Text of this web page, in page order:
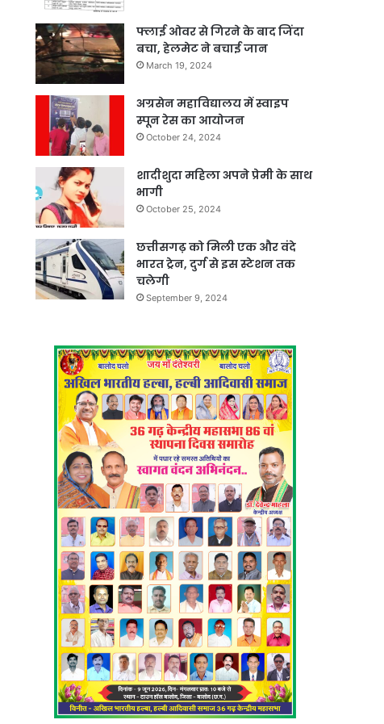
फ्लाई ओवर से गिरने के बाद जिंदा
बचा, हेलमेट ने बचाई जान
March 19, 2024
अग्रसेन महाविद्यालय में स्वाइप
स्पून रेस का आयोजन
October 24, 2024
शादीशुदा महिला अपने प्रेमी के साथ
भागी
October 25, 2024
छत्तीसगढ़ को मिली एक और वंदे
भारत ट्रेन, दुर्ग से इस स्टेशन तक
चलेगी
September 9, 2024